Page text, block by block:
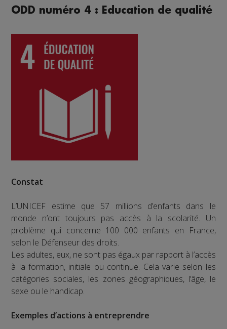
ODD numéro 4 : Education de qualité
Constat
L’UNICEF estime que 57 millions d’enfants dans le
monde n’ont toujours pas accès à la scolarité. Un
problème qui concerne 100 000 enfants en France,
selon le Défenseur des droits.
Les adultes, eux, ne sont pas égaux par rapport à l’accès
à la formation, initiale ou continue. Cela varie selon les
catégories sociales, les zones géographiques, l’âge, le
sexe ou le handicap.
Exemples d’actions à entreprendre